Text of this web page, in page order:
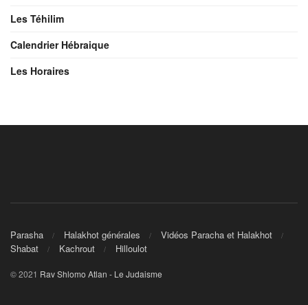
Les Téhilim
Calendrier Hébraique
Les Horaires
Parasha Halakhot générales
Vidéos Paracha et Halakhot
Shabat
Kachrout Hilloulot
© 2021 Rav Shlomo Atlan - Le Judaisme